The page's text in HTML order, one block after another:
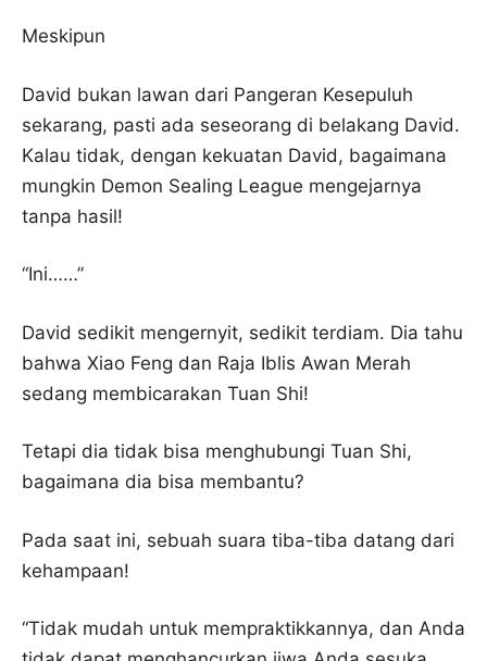
Meskipun
David bukan lawan dari Pangeran Kesepuluh
sekarang, pasti ada seseorang di belakang David.
Kalau tidak, dengan kekuatan David, bagaimana
mungkin Demon Sealing League mengejarnya
tanpa hasil!
“Ini……”
David sedikit mengernyit, sedikit terdiam. Dia tahu
bahwa Xiao Feng dan Raja Iblis Awan Merah
sedang membicarakan Tuan Shi!
Tetapi dia tidak bisa menghubungi Tuan Shi,
bagaimana dia bisa membantu?
Pada saat ini, sebuah suara tiba-tiba datang dari
kehampaan!
“Tidak mudah untuk mempraktikkannya, dan Anda